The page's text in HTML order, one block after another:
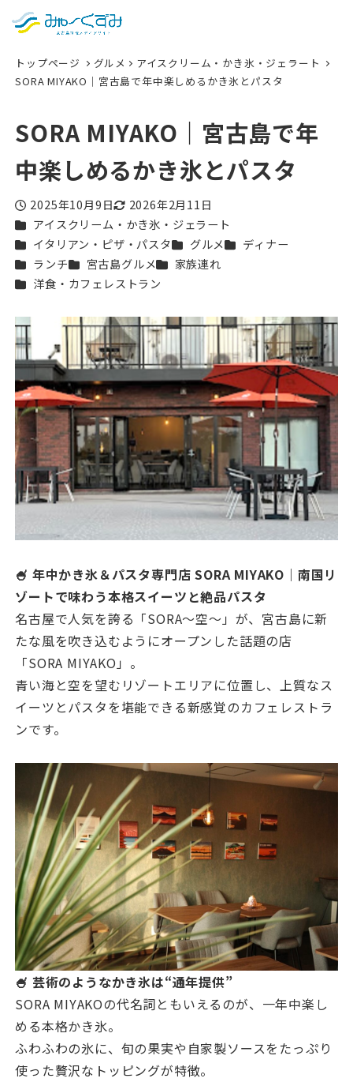
한국어
検索
トップページ グルメ
アイスクリーム・かき氷・ジェラート
SORA MIYAKO｜宮古島で年中楽しめるかき氷とパスタ
SORA MIYAKO｜宮古島で年
中楽しめるかき氷とパスタ
投稿日
2025年10月9日
更新日
2026年2月11日
カテゴリー
アイスクリーム・かき氷・ジェラート
カテゴリー
イタリアン・ピザ・パスタカテゴリー
グルメカテゴリー
ディナー
カテゴリー
ランチカテゴリー
宮古島グルメカテゴリー
家族連れ
カテゴリー
洋食・カフェレストラン
🍧 年中かき氷＆パスタ専門店 SORA MIYAKO｜南国リ
ゾートで味わう本格スイーツと絶品パスタ
名古屋で人気を誇る「SORA〜空〜」が、宮古島に新
たな風を吹き込むようにオープンした話題の店
「SORA MIYAKO」。
青い海と空を望むリゾートエリアに位置し、上質なス
イーツとパスタを堪能できる新感覚のカフェレストラ
ンです。
🍧 芸術のようなかき氷は“通年提供”
SORA MIYAKOの代名詞ともいえるのが、一年中楽し
める本格かき氷。
ふわふわの氷に、旬の果実や自家製ソースをたっぷり
使った贅沢なトッピングが特徴。